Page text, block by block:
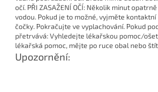
očí. PŘI ZASAŽENÍ OČÍ: Několik minut
vodou. Pokud je to možné, vyjměte kontaktní
čočky. Pokračujte ve vyplachování. Pokud
přetrvává: Vyhledejte lékařskou pomoc/
lékařská pomoc, mějte po ruce obal nebo
Upozornění: